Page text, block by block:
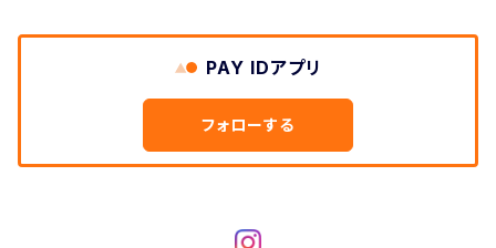
PAY IDアプリ
フォローする